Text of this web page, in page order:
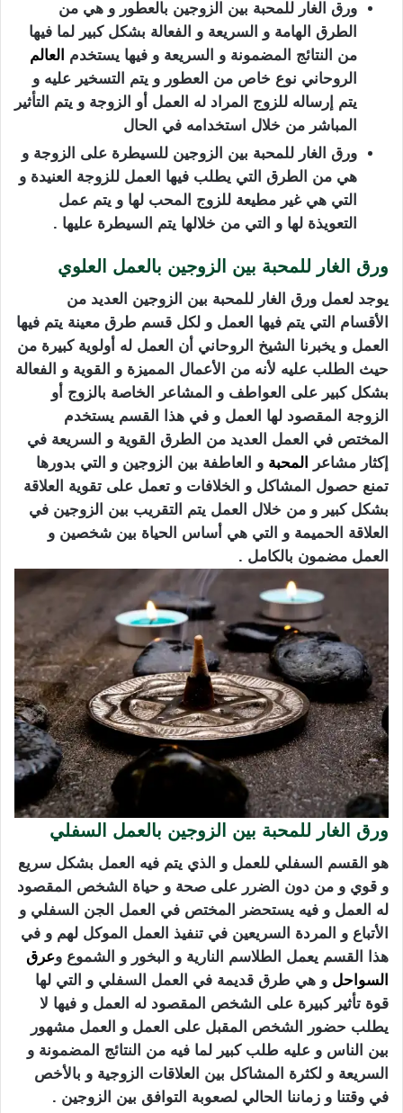
ورق الغار للمحبة بين الزوجين بالعطور و هي من
الطرق الهامة و السريعة و الفعالة بشكل كبير لما فيها
من النتائج المضمونة و السريعة و فيها يستخدم العالم
الروحاني نوع خاص من العطور و يتم التسخير عليه و
يتم إرساله للزوج المراد له العمل أو الزوجة و يتم التأثير
المباشر من خلال استخدامه في الحال
ورق الغار للمحبة بين الزوجين للسيطرة على الزوجة و
هي من الطرق التي يطلب فيها العمل للزوجة العنيدة و
التي هي غير مطيعة للزوج المحب لها و يتم عمل
التعويذة لها و التي من خلالها يتم السيطرة عليها .
ورق الغار للمحبة بين الزوجين بالعمل العلوي
يوجد لعمل ورق الغار للمحبة بين الزوجين العديد من
الأقسام التي يتم فيها العمل و لكل قسم طرق معينة يتم فيها
العمل و يخبرنا الشيخ الروحاني أن العمل له أولوية كبيرة من
حيث الطلب عليه لأنه من الأعمال المميزة و القوية و الفعالة
بشكل كبير على العواطف و المشاعر الخاصة بالزوج أو
الزوجة المقصود لها العمل و في هذا القسم يستخدم
المختص في العمل العديد من الطرق القوية و السريعة في
إكثار مشاعر
المحبة و العاطفة بين الزوجين و التي بدورها
تمنع حصول المشاكل و الخلافات و تعمل على تقوية العلاقة
بشكل كبير و من خلال العمل يتم التقريب بين الزوجين في
العلاقة الحميمة و التي هي أساس الحياة بين شخصين و
العمل مضمون بالكامل .
ورق الغار للمحبة بين الزوجين بالعمل السفلي
هو القسم السفلي للعمل و الذي يتم فيه العمل بشكل سريع
و قوي و من دون الضرر على صحة و حياة الشخص المقصود
له العمل و فيه يستحضر المختص في العمل الجن السفلي و
الأتباع و المردة السريعين في تنفيذ العمل الموكل لهم و في
هذا القسم يعمل الطلاسم النارية و البخور و الشموع وعرق
السواحل و هي طرق قديمة في العمل السفلي و التي لها
قوة تأثير كبيرة على الشخص المقصود له العمل و فيها لا
يطلب حضور الشخص المقبل على العمل و العمل مشهور
بين الناس و عليه طلب كبير لما فيه من النتائج المضمونة و
السريعة و لكثرة المشاكل بين العلاقات الزوجية و بالأخص
في وقتنا و زماننا الحالي لصعوبة التوافق بين الزوجين .